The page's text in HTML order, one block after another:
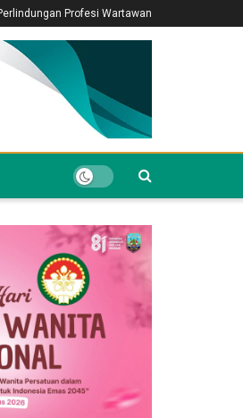
Profesi Wartawan